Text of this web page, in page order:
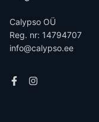
Calypso OÜ
Reg. nr: 14794707
info@calypso.ee